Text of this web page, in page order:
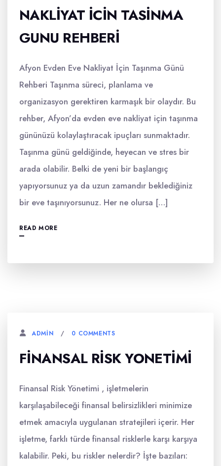
NAKLIYAT İCIN TASINMA
GUNU REHBERI
Afyon Evden Eve Nakliyat İçin Taşınma Günü
Rehberi Taşınma süreci, planlama ve
organizasyon gerektiren karmaşık bir olaydır. Bu
rehber, Afyon’da evden eve nakliyat için taşınma
gününüzü kolaylaştıracak ipuçları sunmaktadır.
Taşınma günü geldiğinde, heyecan ve stres bir
arada olabilir. Belki de yeni bir başlangıç
yapıyorsunuz ya da uzun zamandır beklediğiniz
bir eve taşınıyorsunuz. Her ne olursa […]
READ MORE
ADMIN 0 COMMENTS
FINANSAL RISK YONETIMI
Finansal Risk Yönetimi , işletmelerin
karşılaşabileceği finansal belirsizlikleri minimize
etmek amacıyla uygulanan stratejileri içerir. Her
işletme, farklı türde finansal risklerle karşı karşıya
kalabilir. Peki, bu riskler nelerdir? İşte bazıları: